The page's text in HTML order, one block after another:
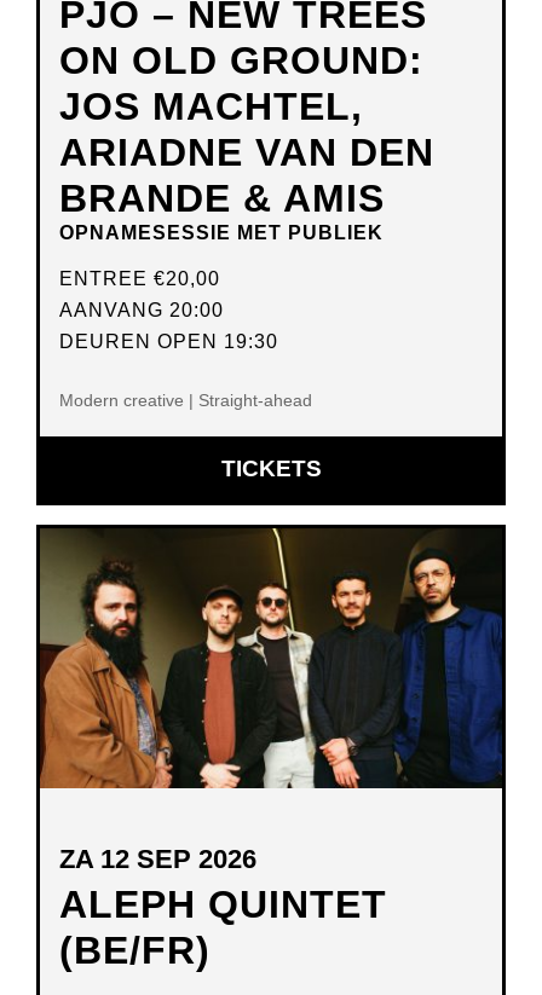
PJO – NEW TREES
ON OLD GROUND:
JOS MACHTEL,
ARIADNE VAN DEN
BRANDE & AMIS
OPNAMESESSIE MET PUBLIEK
ENTREE €20,00
AANVANG 20:00
DEUREN OPEN 19:30
Modern creative | Straight-ahead
TICKETSOPENT
IN
VENSTER
ALEPH QUINTET
(BE/FR)
ZA 12 SEP 2026